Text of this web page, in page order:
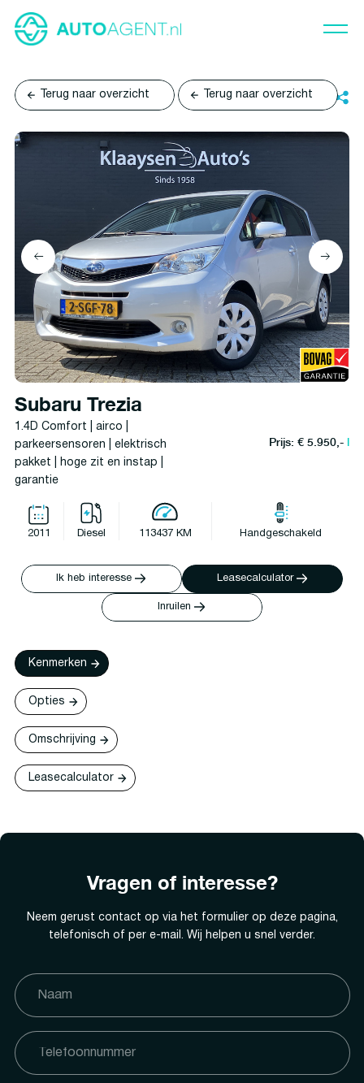
Terug naar overzicht Terug naar overzicht
Subaru Trezia
1.4D Comfort | airco |
parkeersensoren | elektrisch
pakket | hoge zit en instap |
garantie
Prijs: € 5.950,-l
2011 Diesel 113437 KM Handgeschakeld
Ik heb interesse Leasecalculator
Inruilen
Kenmerken
Opties
Omschrijving
Leasecalculator
Vragen of interesse?
Neem gerust contact op via het formulier op deze pagina,
telefonisch of per e-mail. Wij helpen u snel verder.